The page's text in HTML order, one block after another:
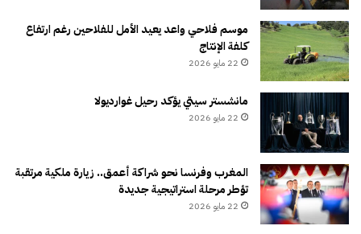
موسم فلاحي واعد يعيد الأمل للفلاحين رغم ارتفاع
كلفة الإنتاج
22 مايو 2026
مانشستر سيتي يؤكد رحيل غوارديولا
22 مايو 2026
المغرب وفرنسا نحو شراكة أعمق.. زيارة ملكية مرتقبة
تؤطر مرحلة استراتيجية جديدة
22 مايو 2026